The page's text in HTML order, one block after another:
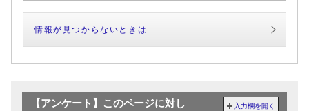
情報が見つからないときは
【アンケート】このページに対し
入力欄を開く